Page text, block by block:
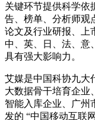
关键环节提供科学依
告、榜单、分析师观
论文及行业研报、上
中、英、日、法、意
具有强大影响力。
艾媒是中国科协九大
大数据骨干培育企业
智能入库企业、广州
发的 “中国移动互联